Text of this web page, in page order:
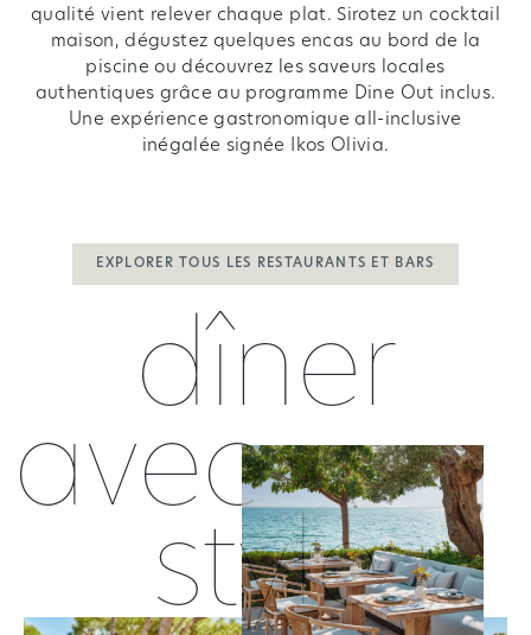
qualité vient relever chaque plat. Sirotez un cocktail
maison, dégustez quelques encas au bord de la
piscine ou découvrez les saveurs locales
authentiques grâce au programme Dine Out inclus.
Une expérience gastronomique all-inclusive
inégalée signée Ikos Olivia.
EXPLORER TOUS LES RESTAURANTS ET BARS
dîner
avec
style